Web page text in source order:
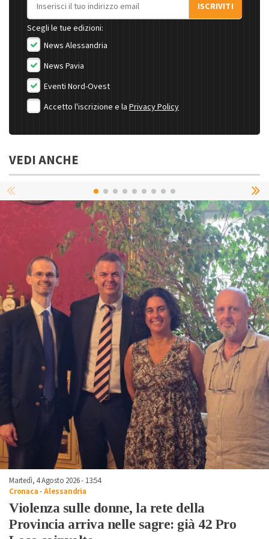
ISCRIVITI
Scegli le tue edizioni:
News Alessandria
News Pavia
Eventi Nord-Ovest
Accetto l'iscrizione e la Privacy Policy
VEDI ANCHE
Martedì, 4 Agosto 2026 - 13:54
Cronaca-Alessandria
Violenza sulle donne, la rete della
Provincia arriva nelle sagre: già 42 Pro